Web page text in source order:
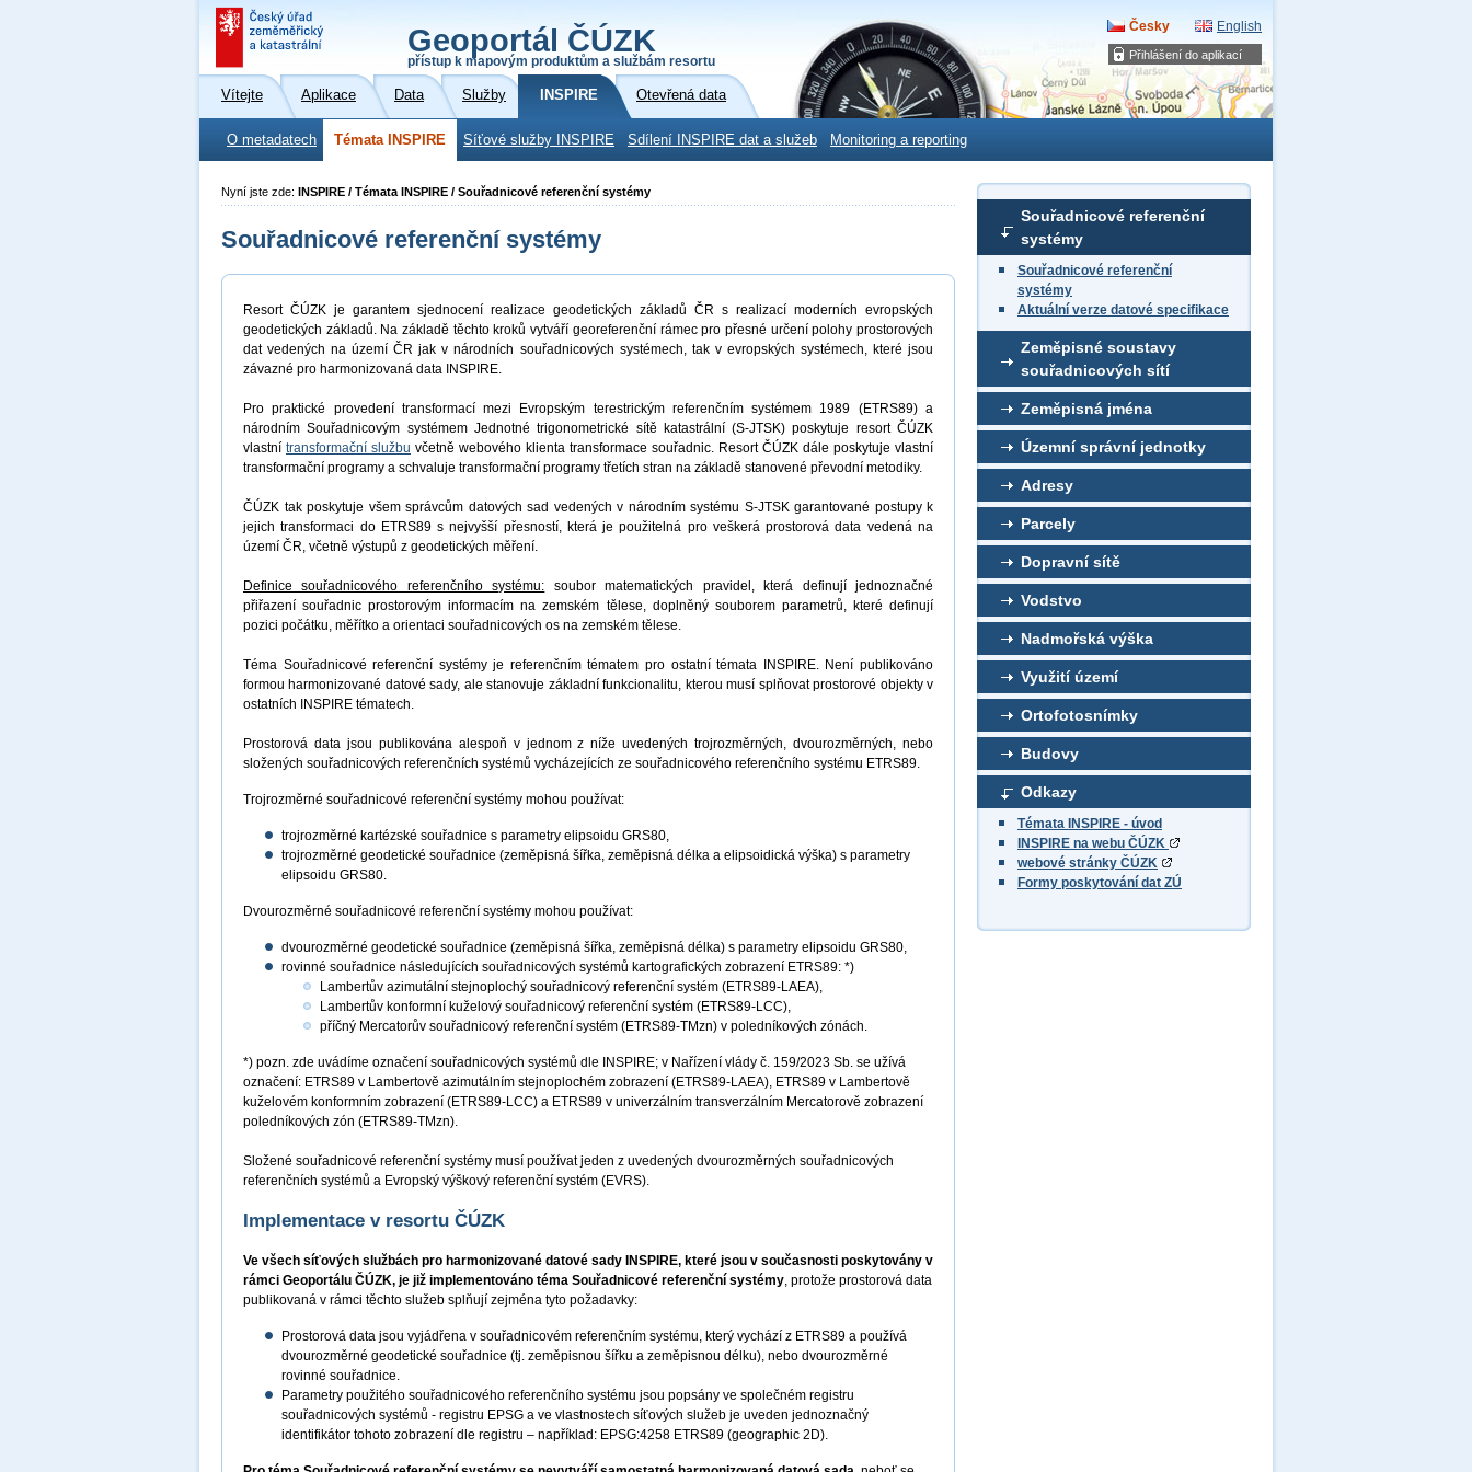
Přihlášení do aplikací
Geoportál ČÚZK
přístup k mapovým produktům a službám resortu
Česky English
Vítejte Aplikace Data Služby INSPIRE Otevřená data
O metadatech Témata INSPIRE Síťové služby INSPIRE Sdílení INSPIRE dat a služeb Monitoring a reporting
Souřadnicové referenční
systémy
Souřadnicové referenční
systémy
Aktuální verze datové specifikace
Zeměpisné soustavy
souřadnicových sítí
Zeměpisná jména
Územní správní jednotky
Adresy
Parcely
Dopravní sítě
Vodstvo
Nadmořská výška
Využití území
Ortofotosnímky
Budovy
Odkazy
Témata INSPIRE - úvod
INSPIRE na webu ČÚZK
webové stránky ČÚZK
Formy poskytování dat ZÚ
Nyní jste zde: INSPIRE / Témata INSPIRE / Souřadnicové referenční systémy
Souřadnicové referenční systémy
Resort ČÚZK je garantem sjednocení realizace geodetických základů ČR s realizací moderních evropských
geodetických základů. Na základě těchto kroků vytváří georeferenční rámec pro přesné určení polohy prostorových
dat vedených na území ČR jak v národních souřadnicových systémech, tak v evropských systémech, které jsou
závazné pro harmonizovaná data INSPIRE.
Pro praktické provedení transformací mezi Evropským terestrickým referenčním systémem 1989 (ETRS89) a
národním Souřadnicovým systémem Jednotné trigonometrické sítě katastrální (S-JTSK) poskytuje resort ČÚZK
vlastní transformační službu včetně webového klienta transformace souřadnic. Resort ČÚZK dále poskytuje vlastní
transformační programy a schvaluje transformační programy třetích stran na základě stanovené převodní metodiky.
ČÚZK tak poskytuje všem správcům datových sad vedených v národním systému S-JTSK garantované postupy k
jejich transformaci do ETRS89 s nejvyšší přesností, která je použitelná pro veškerá prostorová data vedená na
území ČR, včetně výstupů z geodetických měření.
Definice souřadnicového referenčního systému: soubor matematických pravidel, která definují jednoznačné
přiřazení souřadnic prostorovým informacím na zemském tělese, doplněný souborem parametrů, které definují
pozici počátku, měřítko a orientaci souřadnicových os na zemském tělese.
Téma Souřadnicové referenční systémy je referenčním tématem pro ostatní témata INSPIRE. Není publikováno
formou harmonizované datové sady, ale stanovuje základní funkcionalitu, kterou musí splňovat prostorové objekty v
ostatních INSPIRE tématech.
Prostorová data jsou publikována alespoň v jednom z níže uvedených trojrozměrných, dvourozměrných, nebo
složených souřadnicových referenčních systémů vycházejících ze souřadnicového referenčního systému ETRS89.
Trojrozměrné souřadnicové referenční systémy mohou používat:
trojrozměrné kartézské souřadnice s parametry elipsoidu GRS80,
trojrozměrné geodetické souřadnice (zeměpisná šířka, zeměpisná délka a elipsoidická výška) s parametry
elipsoidu GRS80.
Dvourozměrné souřadnicové referenční systémy mohou používat:
dvourozměrné geodetické souřadnice (zeměpisná šířka, zeměpisná délka) s parametry elipsoidu GRS80,
rovinné souřadnice následujících souřadnicových systémů kartografických zobrazení ETRS89: *)
Lambertův azimutální stejnoplochý souřadnicový referenční systém (ETRS89-LAEA),
Lambertův konformní kuželový souřadnicový referenční systém (ETRS89-LCC),
příčný Mercatorův souřadnicový referenční systém (ETRS89-TMzn) v poledníkových zónách.
*) pozn. zde uvádíme označení souřadnicových systémů dle INSPIRE; v Nařízení vlády č. 159/2023 Sb. se užívá
označení: ETRS89 v Lambertově azimutálním stejnoplochém zobrazení (ETRS89-LAEA), ETRS89 v Lambertově
kuželovém konformním zobrazení (ETRS89-LCC) a ETRS89 v univerzálním transverzálním Mercatorově zobrazení
poledníkových zón (ETRS89-TMzn).
Složené souřadnicové referenční systémy musí používat jeden z uvedených dvourozměrných souřadnicových
referenčních systémů a Evropský výškový referenční systém (EVRS).
Implementace v resortu ČÚZK
Ve všech síťových službách pro harmonizované datové sady INSPIRE, které jsou v současnosti poskytovány v
rámci Geoportálu ČÚZK, je již implementováno téma Souřadnicové referenční systémy, protože prostorová data
publikovaná v rámci těchto služeb splňují zejména tyto požadavky:
Prostorová data jsou vyjádřena v souřadnicovém referenčním systému, který vychází z ETRS89 a používá
dvourozměrné geodetické souřadnice (tj. zeměpisnou šířku a zeměpisnou délku), nebo dvourozměrné
rovinné souřadnice.
Parametry použitého souřadnicového referenčního systému jsou popsány ve společném registru
souřadnicových systémů - registru EPSG a ve vlastnostech síťových služeb je uveden jednoznačný
identifikátor tohoto zobrazení dle registru – například: EPSG:4258 ETRS89 (geographic 2D).